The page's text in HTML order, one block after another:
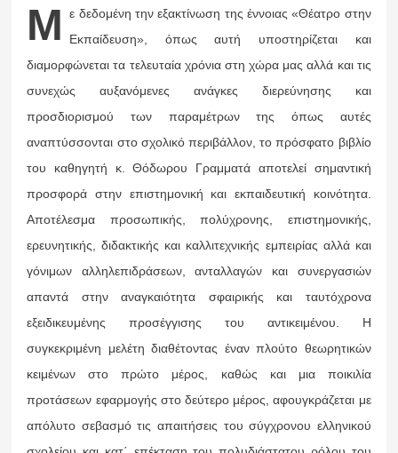
M
ε δεδομένη την εξακτίνωση της έννοιας «Θέατρο στην
Εκπαίδευση», όπως αυτή υποστηρίζεται και
διαμορφώνεται τα τελευταία χρόνια στη χώρα μας αλλά και τις
συνεχώς αυξανόμενες ανάγκες διερεύνησης και
προσδιορισμού των παραμέτρων της όπως αυτές
αναπτύσσονται στο σχολικό περιβάλλον, το πρόσφατο βιβλίο
του καθηγητή κ. Θόδωρου Γραμματά αποτελεί σημαντική
προσφορά στην επιστημονική και εκπαιδευτική κοινότητα.
Αποτέλεσμα προσωπικής, πολύχρονης, επιστημονικής,
ερευνητικής, διδακτικής και καλλιτεχνικής εμπειρίας αλλά και
γόνιμων αλληλεπιδράσεων, ανταλλαγών και συνεργασιών
απαντά στην αναγκαιότητα σφαιρικής και ταυτόχρονα
εξειδικευμένης προσέγγισης του αντικειμένου. Η
συγκεκριμένη μελέτη διαθέτοντας έναν πλούτο θεωρητικών
κειμένων στο πρώτο μέρος, καθώς και μια ποικιλία
προτάσεων εφαρμογής στο δεύτερο μέρος, αφουγκράζεται με
απόλυτο σεβασμό τις απαιτήσεις του σύγχρονου ελληνικού